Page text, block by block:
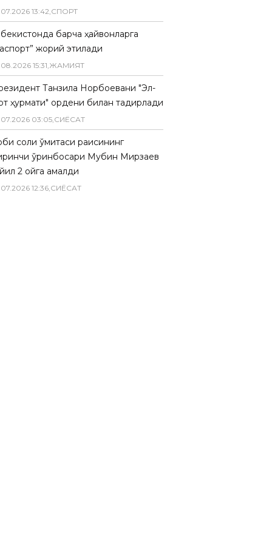
07.2026 13:42,СПОРТ
барча ҳайвонларга
жорий этилади
08.2026 15:31,ЖАМИЯТ
Танзила Норбоевани "Эл-
ҳурмати" ордени билан тақдирлади
07.2026 03:05,СИËСАТ
солиқ қўмитаси раисининг
ўринбосари Мубин Мирзаев
2 ойга қамалди
07.2026 12:36,СИËСАТ